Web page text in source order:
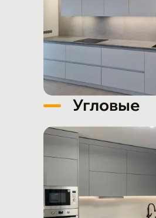
Угловые